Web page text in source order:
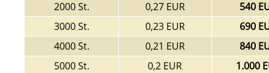
2000 St.
0,27 EUR
540
3000 St.
0,23 EUR
690
4000 St.
0,21 EUR
840
5000 St.
0,2 EUR 1.000